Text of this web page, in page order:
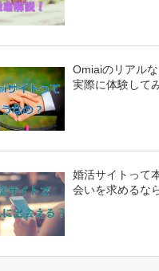
Omiaiのリアル
実際に体験して
婚活サイトって
会いを求めるな